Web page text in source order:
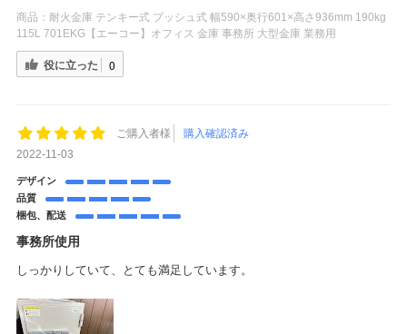
商品： 耐火金庫 テンキー式 プッシュ式 幅590×奥行601×高さ936mm 190kg
115L 701EKG【エーコー】オフィス 金庫 事務所 大型金庫 業務用
役に立った 0
ご購入者様
購入確認済み
2022-11-03
デザイン
品質
梱包、配送
事務所使用
しっかりしていて、とても満足しています。